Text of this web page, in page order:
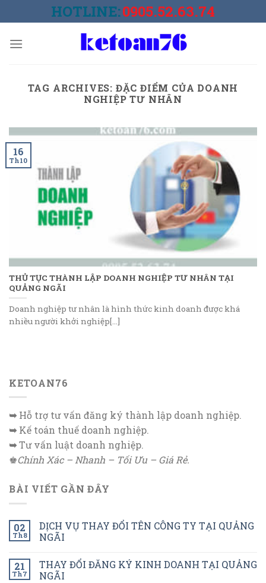
to
HOTLINE:0905.52.63.74
TAG ARCHIVES: ĐẶC ĐIỂM CỦA DOANH
NGHIỆP TƯ NHÂN
THỦ TỤC THÀNH LẬP DOANH NGHIỆP TƯ NHÂN TẠI
QUẢNG NGÃI
Doanh nghiệp tư nhân là hình thức kinh doanh được khá
nhiều người khởi nghiệp[...]
16
Th10
KETOAN76
➥Hỗ trợ tư vấn đăng ký thành lập doanh nghiệp.
➥Kế toán thuế doanh nghiệp.
➥Tư vấn luật doanh nghiệp.
♚Chính Xác – Nhanh – Tối Ưu – Giá Rẻ.
BÀI VIẾT GẦN ĐÂY
02
Th8
DỊCH VỤ THAY ĐỔI TÊN CÔNG TY TẠI QUẢNG
NGÃI
21
Th7
THAY ĐỔI ĐĂNG KÝ KINH DOANH TẠI QUẢNG
NGÃI